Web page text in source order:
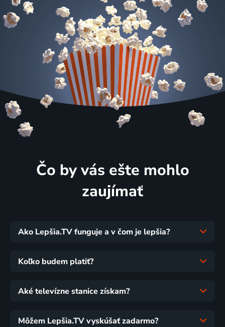
Čo by vás ešte mohlo
zaujímať
Ako Lepšia.TV funguje a v čom je lepšia?
Koľko budem platiť?
Aké televízne stanice získam?
Môžem Lepšia.TV vyskúšať zadarmo?